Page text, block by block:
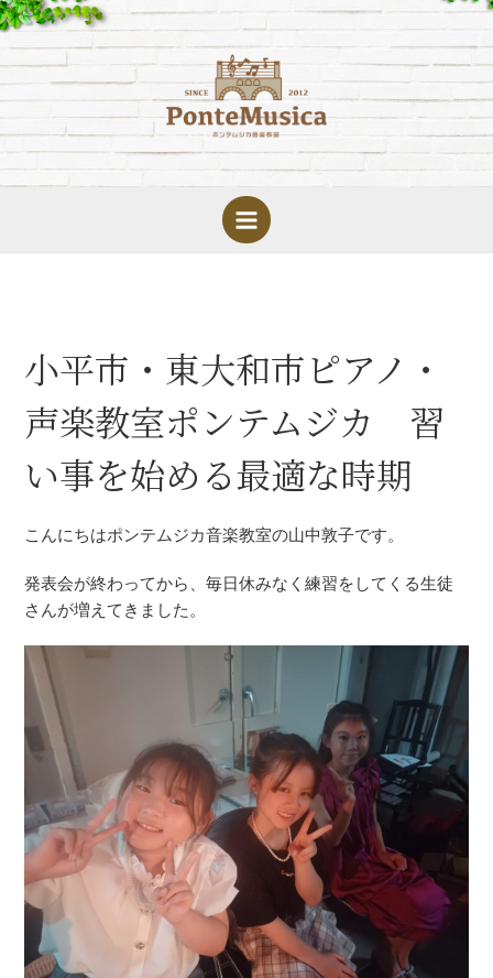
内
容
を
ス
プ
小平市・東大和市ピアノ・
声楽教室ポンテムジカ 習
い事を始める最適な時期
こんにちはポンテムジカ音楽教室の山中敦子です。
発表会が終わってから、毎日休みなく練習をしてくる生徒
さんが増えてきました。